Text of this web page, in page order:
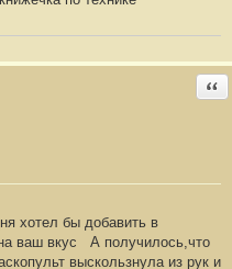
хотел бы добавить в
ваш вкус
А получилось,что
выскользнула из рук и